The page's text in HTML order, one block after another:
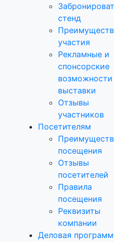
стенд
участия
Рекламные и
спонсорские
возможности
выставки
Отзывы
участников
Посетителям
посещения
Отзывы
посетителей
Правила
посещения
Реквизиты
компании
Деловая